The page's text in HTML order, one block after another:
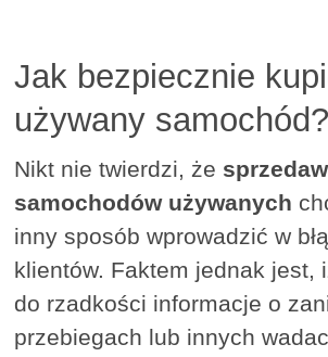
Jak bezpiecznie
używany samochód?
Nikt nie twierdzi, że
samochodów używanych
inny sposób wprowadzić w
klientów. Faktem jednak jest,
do rzadkości informacje o
przebiegach lub innych